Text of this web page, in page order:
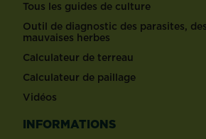
Tous les guides de culture
Outil de diagnostic des parasites,
mauvaises herbes
Calculateur de terreau
Calculateur de paillage
Vidéos
INFORMATIONS